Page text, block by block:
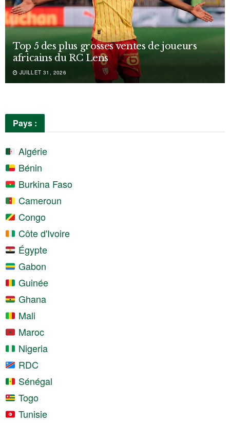
Top 5 des plus grosses ventes de joueurs
africains du RC Lens
JUILLET 31, 2026
Pays :
Algérie
Bénin
Burkina Faso
Cameroun
Congo
Côte d'Ivoire
Égypte
Gabon
Guinée
Ghana
Mali
Maroc
Nigeria
RDC
Sénégal
Togo
Tunisie